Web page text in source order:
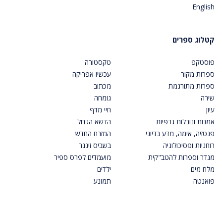
English
קטלוג ספרים
פוסטקפ
ספרות מקור
ספרות מתורגמת
שירה
עיון
אמנות ונובלות גרפיות
פנטזיה, אימה, מדע בדיוני
רוחניות ופסיכולוגיה
מגדר וספרות להטב"קית
מלח מים
פואנטה
טקסטורה
עכשיו אפריקה
מכתוב
גומחה
חיי מדף
הדשא הגדול
המזרח החדש
בשביס זינגר
מועמדים לפרס ספיר
ילדים
תמונע